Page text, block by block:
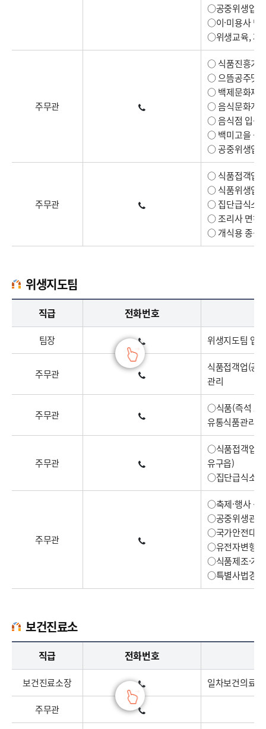
○공중위생업소
○이·미용사 면
○위생교육, 재
주무관
○ 식품진흥기
○ 으뜸공주맛
○ 백제문화제(
○ 음식문화개
○ 음식점 입식
○ 백미고을 등
○ 공중위생업
주무관
○ 식품접객업
○ 식품위생업
○ 집단급식소
○ 조리사 면허
○ 개식용 종식
위생지도팀
위생지도팀 업무담당자의 정보 : 직책, 전화번호, 주요업무로 구성
직급 전화번호
팀장 위생지도팀 업
주무관
식품접객업(공
관리
주무관
○식품(즉석 포
유통식품관리
주무관
○식품접객업(
유구읍)
○집단급식소
주무관
○축제·행사 식
○공중위생관리
○국가안전대진
○유전자변형식
○식품제조·가
○특별사법경찰
보건진료소
보건진료소 업무담당자의 정보 : 직책, 전화번호, 주요업무로 구성
직급 전화번호
보건진료소장 일차보건의료
주무관